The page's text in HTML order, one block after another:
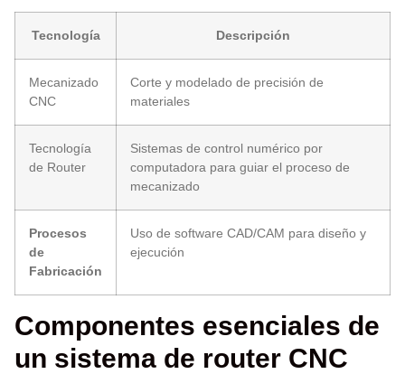
Tecnología Descripción
Mecanizado
CNC
Corte y modelado de precisión de
materiales
Tecnología
de Router
Sistemas de control numérico por
computadora para guiar el proceso de
mecanizado
Procesos
de
Fabricación
Uso de software CAD/CAM para diseño y
ejecución
Componentes esenciales de
un sistema de router CNC